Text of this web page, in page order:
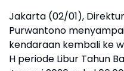
Jakarta (02/01),
Purwantono
kendaraan kembali ke
H periode Libur Tahun